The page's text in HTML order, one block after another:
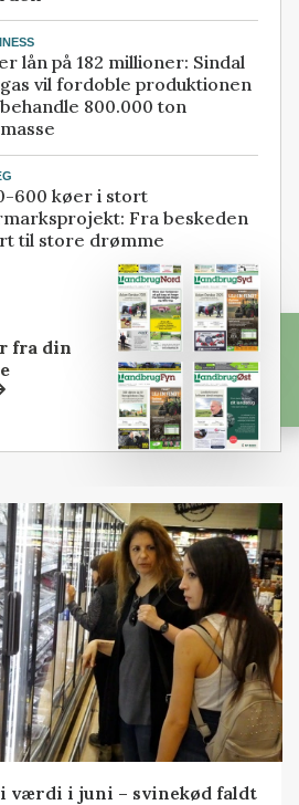
lån på 182 millioner: Sindal
vil fordoble produktionen
800.000 ton
600 køer i stort
Fra beskeden
til store drømme
fra din
i værdi i juni – svinekød faldt